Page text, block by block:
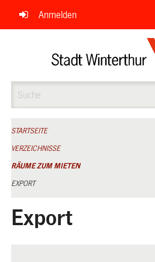
Navigation
überspringen
Anmelden
STARTSEITE
VERZEICHNISSE
RÄUME ZUM MIETEN
EXPORT
Export